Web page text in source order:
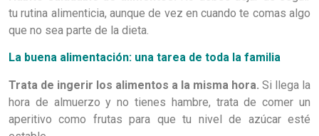
tu rutina alimenticia, aunque de vez en cuando te comas algo
que no sea parte de la dieta.
La buena alimentación: una tarea de toda la familia
Trata de ingerir los alimentos a la misma hora. Si llega la
hora de almuerzo y no tienes hambre, trata de comer un
aperitivo como frutas para que tu nivel de azúcar esté